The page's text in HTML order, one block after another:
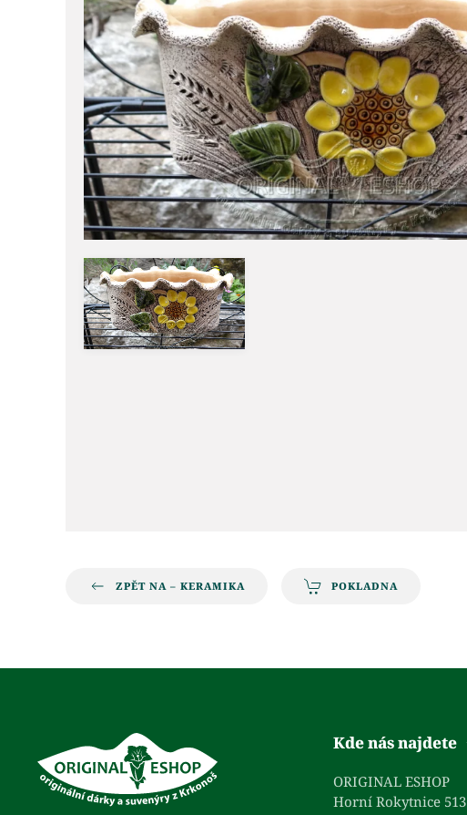
ZPĚT NA – KERAMIKA POKLADNA
Kde nás najdete
ORIGINAL ESHOP
Horní Rokytnice 513